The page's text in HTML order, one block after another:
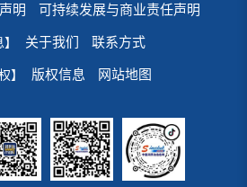
明 可持续发展与商业责任声明
】 关于我们 联系方式
】 版权信息 网站地图